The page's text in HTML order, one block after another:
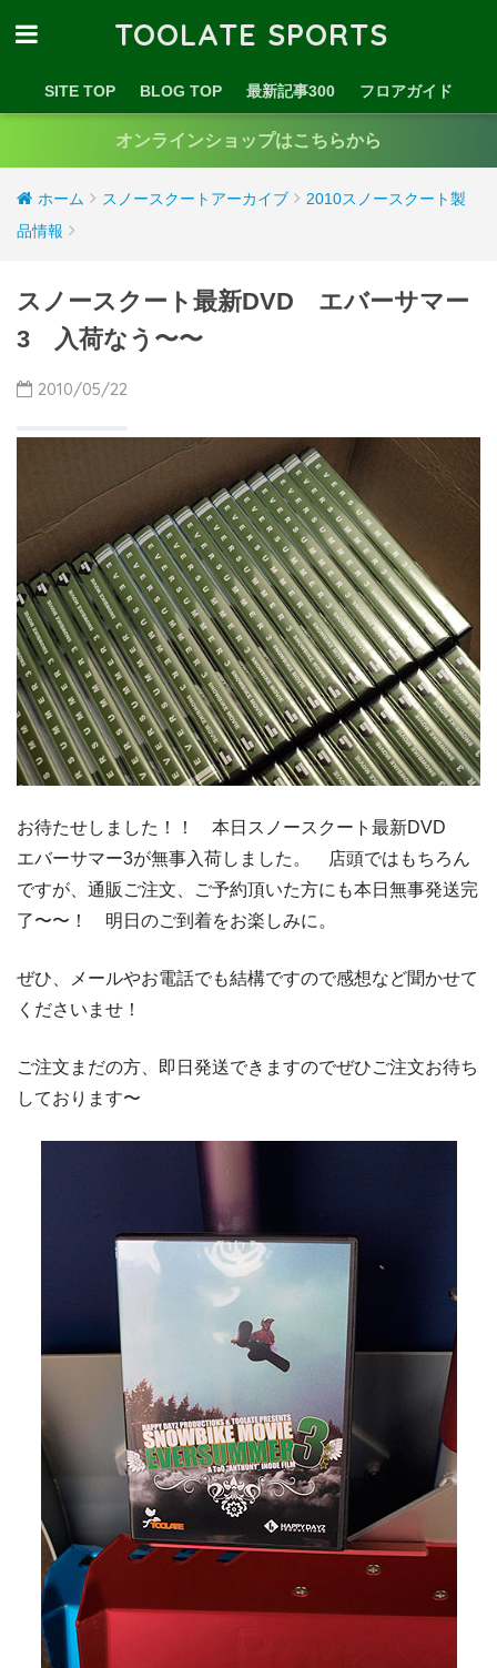
TOOLATE SPORTS
SITE TOP BLOG TOP 最新記事300 フロアガイド
オンラインショップはこちらから
ホーム スノースクートアーカイブ
2010スノースクート製
品情報
スノースクート最新DVD エバーサマー
3 入荷なう〜〜
2010/05/22
お待たせしました！！ 本日スノースクート最新DVD
エバーサマー3が無事入荷しました。 店頭ではもちろん
ですが、通販ご注文、ご予約頂いた方にも本日無事発送完
了〜〜！ 明日のご到着をお楽しみに。
ぜひ、メールやお電話でも結構ですので感想など聞かせて
くださいませ！
ご注文まだの方、即日発送できますのでぜひご注文お待ち
しております〜